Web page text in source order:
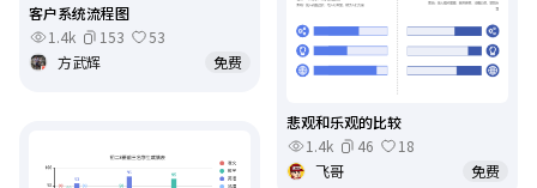
客户系统流程图
1.4k
153
53
方武辉
免费
悲观和乐观的比较
1.4k
46
18
飞哥
免费